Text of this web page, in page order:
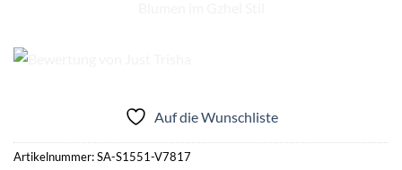
Auf die Wunschliste
Artikelnummer:SA-S1551-V7817